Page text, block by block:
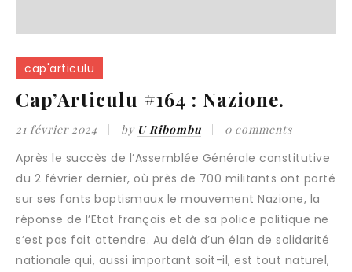
cap'articulu
Cap’Articulu #164 : Nazione.
21 février 2024 by U Ribombu 0 comments
Après le succès de l’Assemblée Générale constitutive
du 2 février dernier, où près de 700 militants ont porté
sur ses fonts baptismaux le mouvement Nazione, la
réponse de l’Etat français et de sa police politique ne
s’est pas fait attendre. Au delà d’un élan de solidarité
nationale qui, aussi important soit-il, est tout naturel,